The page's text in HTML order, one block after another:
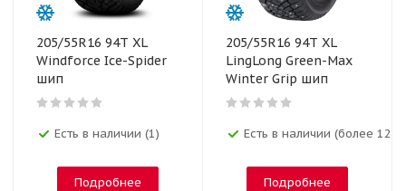
205/55R16 94T XL
Windforce Ice-Spider
шип
Есть в наличии (1)
Подробнее
205/55R16 94T XL
LingLong Green-Max
Winter Grip шип
Есть в наличии (более 12)
Подробнее